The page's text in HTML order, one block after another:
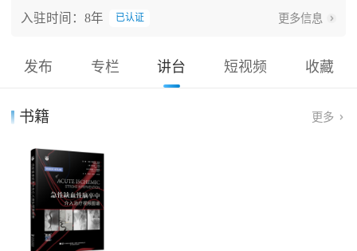
全军脑血管病研究所所长
兼任国家卫健委百万减残专委会副主委、中国卒中学会
会神经外科学分会副主委、上海市医师协会神经介入专
委会主委等职务
长期从事脑血管病的临床和基础研究，创建脑血管重建
理论与技术体系，并推动其成为临床一线诊疗方案。代
表性成果发表在NEJM、LANCET、JAMA、Lancet Neur
际指南、2本国际教科书及多部专著。牵头制定国家卫健
委临床指导规范3部、学会指南共识8部，主编专著10
部；授权发明专利23项，全球首创4款脑血管重建关键器
械，并实现科技成果转化；以第一完成人获上海市技术
发明一等奖等省部级科技一等奖6项。获“中国脑卒中防
治卓越贡献奖”及“世界神经介入科学成就奖”，入选英国
入驻时间：8年 已认证 更多信息
发布 专栏 讲台 短视频 收藏
书籍 更多